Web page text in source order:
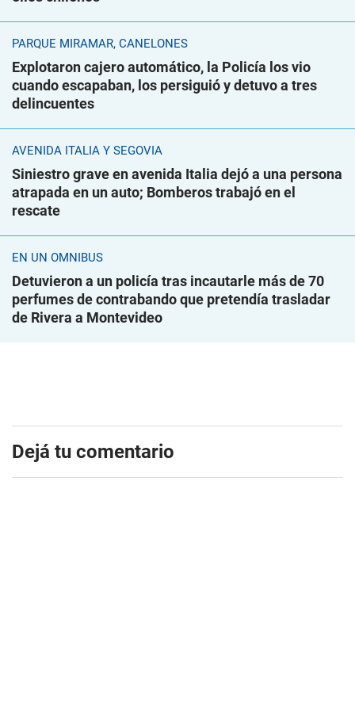
PARQUE MIRAMAR, CANELONES
Explotaron cajero automático, la Policía los vio
cuando escapaban, los persiguió y detuvo a tres
delincuentes
AVENIDA ITALIA Y SEGOVIA
Siniestro grave en avenida Italia dejó a una persona
atrapada en un auto; Bomberos trabajó en el
rescate
EN UN ÓMNIBUS
Detuvieron a un policía tras incautarle más de 70
perfumes de contrabando que pretendía trasladar
de Rivera a Montevideo
Dejá tu comentario